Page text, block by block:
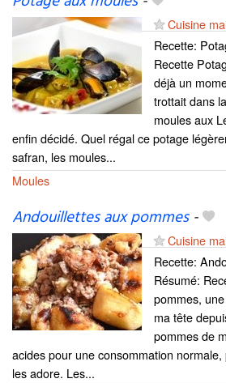
Cuisine
Recette:
Recette
déjà un
trottait dans
moules aux
enfin décidé. Quel régal ce potage
safran, les moules...
Moules
Andouillettes aux pommes-
Cuisine
Recette:
Résumé:
pommes,
ma tête
pommes de
acides pour une consommation
les adore. Les...